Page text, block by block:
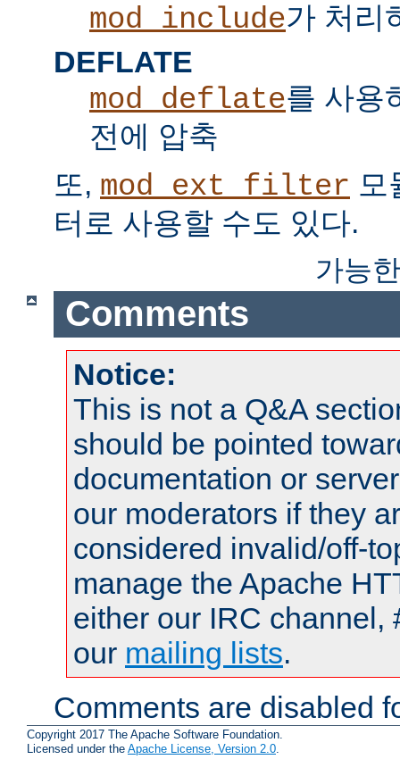
mod_include가 처리
DEFLATE
mod_deflate를 사용
전에 압축
또, mod_ext_filter 모
터로 사용할 수도 있다.
가능
Comments
Notice:
This is not a Q&A
should be pointed
documentation or
our moderators if they
considered invalid/off-
manage the Apache
either our IRC channel,
our mailing lists.
Comments are disabled
Copyright 2017 The Apache Software Foundation.
Licensed under the Apache License, Version 2.0.